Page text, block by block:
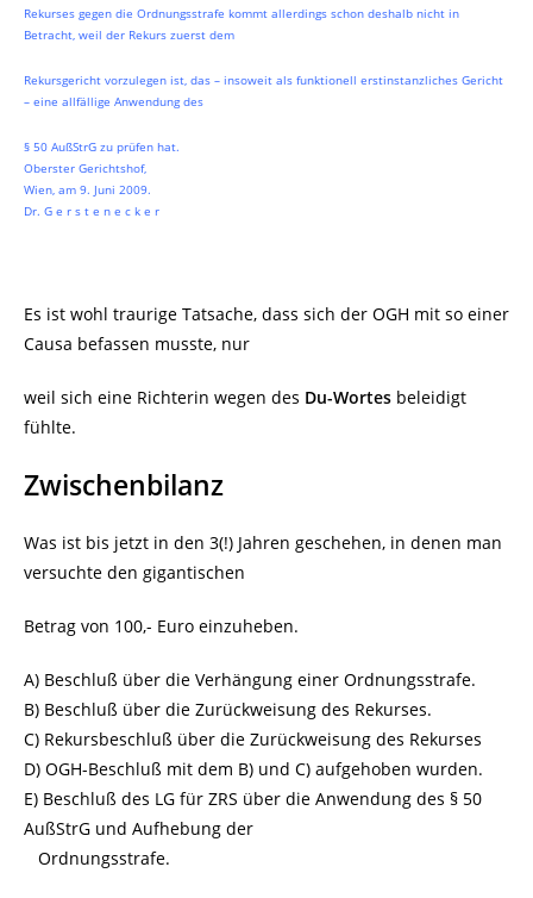
Rekurses gegen die Ordnungsstrafe kommt allerdings schon deshalb nicht in
Betracht, weil der Rekurs zuerst dem
Rekursgericht vorzulegen ist, das – insoweit als funktionell erstinstanzliches Gericht
– eine allfällige Anwendung des
§ 50 AußStrG zu prüfen hat.
Oberster Gerichtshof,
Wien, am 9. Juni 2009.
Dr. G e r s t e n e c k e r
Es ist wohl traurige Tatsache, dass sich der OGH mit so einer
Causa befassen musste, nur
weil sich eine Richterin wegen des Du-Wortes beleidigt
fühlte.
Zwischenbilanz
Was ist bis jetzt in den 3(!) Jahren geschehen, in denen man
versuchte den gigantischen
Betrag von 100,- Euro einzuheben.
A) Beschluß über die Verhängung einer Ordnungsstrafe.
B) Beschluß über die Zurückweisung des Rekurses.
C) Rekursbeschluß über die Zurückweisung des Rekurses
D) OGH-Beschluß mit dem B) und C) aufgehoben wurden.
E) Beschluß des LG für ZRS über die Anwendung des § 50
AußStrG und Aufhebung der
Ordnungsstrafe.